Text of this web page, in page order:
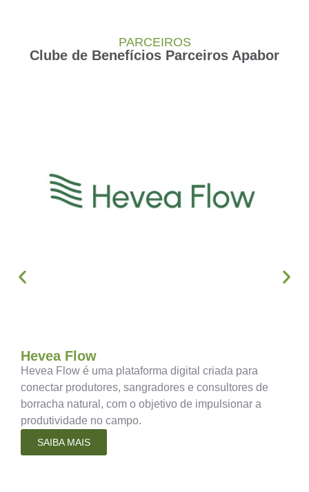
PARCEIROS
Clube de Benefícios Parceiros Apabor
Hevea Flow
Hevea Flow é uma plataforma digital criada para
conectar produtores, sangradores e consultores de
borracha natural, com o objetivo de impulsionar a
produtividade no campo.
SAIBA MAIS